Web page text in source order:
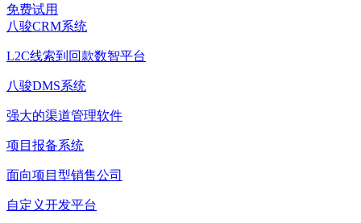
免费试用
八骏CRM系统
L2C线索到回款数智平台
八骏DMS系统
强大的渠道管理软件
项目报备系统
面向项目型销售公司
自定义开发平台